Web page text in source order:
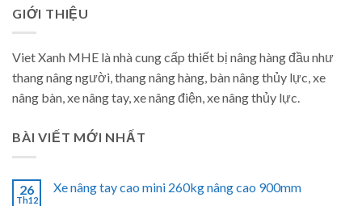
GIỚI THIỆU
Viet Xanh MHE là nhà cung cấp thiết bị nâng hàng đầu như
thang nâng người, thang nâng hàng, bàn nâng thủy lực, xe
nâng bàn, xe nâng tay, xe nâng điện, xe nâng thủy lực.
BÀI VIẾT MỚI NHẤT
26
Th12
Xe nâng tay cao mini 260kg nâng cao 900mm